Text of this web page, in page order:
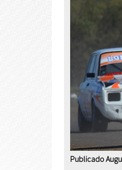
Publicado